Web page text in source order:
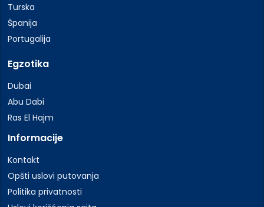
Turska
Španija
Portugalija
Egzotika
Dubai
Abu Dabi
Ras El Hajm
Informacije
Kontakt
Opšti uslovi putovanja
Politika privatnosti